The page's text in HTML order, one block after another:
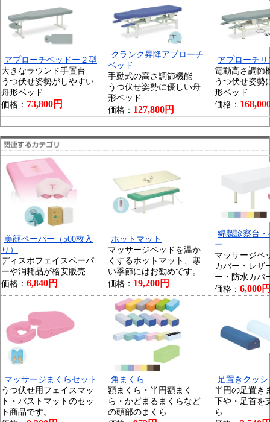
アプローチベッドー２型
大きなラウンド手置台
うつ伏せ姿勢がしやすい
舟形ベッド
価格： 73,800円
クランク昇降アプローチ
ベッド
手動式の高さ調節機能
うつ伏せ姿勢に優しい舟
形ベッド
価格： 127,800円
アプローチリ
電動高さ調節
うつ伏せ姿勢
形ベッド
価格：
美顔ペーパー（500枚入
り）
ディスポフェイスペーパ
ーや消耗品が格安販売
価格： 6,840円
ホットマット
マッサージベッドを温か
くするホットマット、寒
い季節にはお勧めです。
価格： 19,200円
綿製診察台
ー
マッサージベ
カバー・レザ
ー・防水カバ
価格： 6,000
マッサージまくらセット
うつ伏せ用フェイスマッ
ト・バストマットのセッ
ト商品です。
角まくら
額まくら・半円額まく
ら・かどまるまくらなど
の頭部のまくら
足置きクッ
半円の足置き
下や・足首を
ら